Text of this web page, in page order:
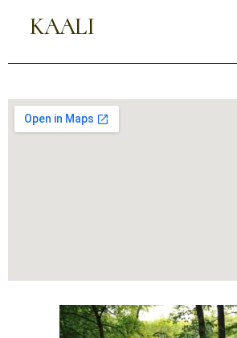
KAALI